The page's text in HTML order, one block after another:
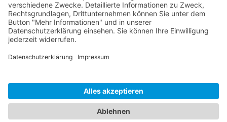
PRODUKTE
ANWENDER
UNTERNEHMEN